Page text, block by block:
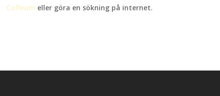
Coffeum eller göra en sökning på internet.